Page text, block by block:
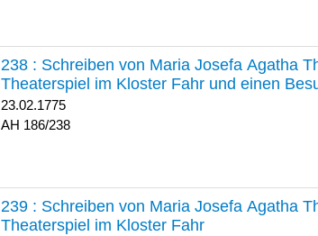
238 : Schreiben von Maria Josefa Agatha
Theaterspiel im Kloster Fahr und einen
23.02.1775
186/238
239 : Schreiben von Maria Josefa Agatha
Theaterspiel im Kloster Fahr